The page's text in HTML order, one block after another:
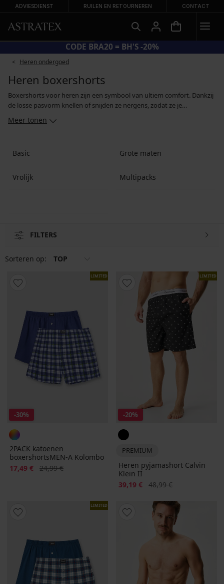
ADVIESDIENST RUILEN EN RETOURNEREN CONTACT
CODE BRA20 = BH'S -20%
Heren ondergoed
Heren boxershorts
Boxershorts voor heren zijn een symbool van ultiem comfort. Dankzij
de losse pasvorm knellen of snijden ze nergens, zodat ze je
club behoort, kan je kiezen uit klassieke shorts in neutrale kleuren,
Meer tonen
Basic Grote maten
Vrolijk Multipacks
FILTERS
Sorteren op: TOP
LIMITED
-30%
2PACK katoenen
boxershortsMEN-A Kolombo
Korting
17,49 € Oorspronkelijke prijs
24,99 €
LIMITED
-20%
PREMIUM
Heren pyjamashort Calvin
Klein II
Korting
39,19 € Oorspronkelijke prijs
48,99 €
LIMITED